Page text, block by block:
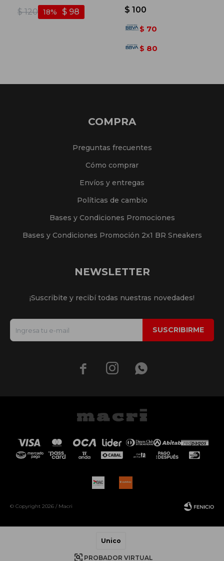
Unico
PROBADOR VIRTUAL
Bronce
$ 120 $ 98
18 $ 100
$ 70
$ 80
COMPRA
Preguntas frecuentes
Cómo comprar
Envíos y entregas
Políticas de cambio
Bases y Condiciones Promociones
Bases y Condiciones Promoción 2x1 BR Sneakers
NEWSLETTER
¡Suscribite y recibí todas nuestras novedades!
SUSCRIBIRME
  
© Copyright 2026 / Macri